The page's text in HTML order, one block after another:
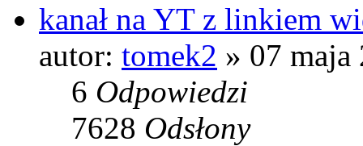
kanał na YT z linkiem
autor: tomek2 » 07 maja
6 Odpowiedzi
7628 Odsłony